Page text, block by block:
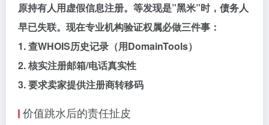
原持有人用虚假信息注册。等发现是”黑米”时，债务人
早已失联。现在专业机构验证权属必做三件事：
1. 查WHOIS历史记录（用DomainTools）
2. 核实注册邮箱/电话真实性
3. 要求卖家提供注册商转移码
价值跳水后的责任扯皮